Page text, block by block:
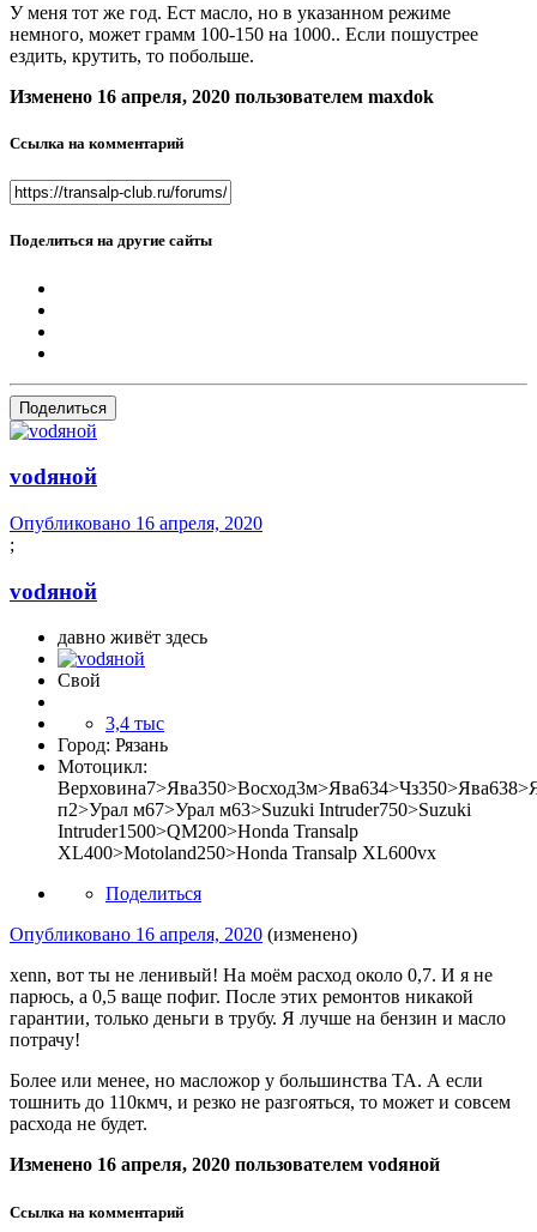
У меня тот же год. Ест масло, но в указанном режиме
немного, может грамм 100-150 на 1000.. Если пошустрее
ездить, крутить, то побольше.
Изменено 16 апреля, 2020 пользователем maxdok
Ссылка на комментарий
Поделиться на другие сайты
Поделиться
vоdяной
Опубликовано 16 апреля, 2020
;
vоdяной
давно живёт здесь
Свой
3,4 тыс
Город: Рязань
Мотоцикл:
п2>Урал м67>Урал м63>Suzuki Intruder750>Suzuki
Intruder1500>QM200>Honda Transalp
XL400>Motoland250>Honda Transalp XL600vx
Поделиться
Опубликовано 16 апреля, 2020 (изменено)
xenn, вот ты не ленивый! На моём расход около 0,7. И я не
парюсь, а 0,5 ваще пофиг. После этих ремонтов никакой
гарантии, только деньги в трубу. Я лучше на бензин и масло
потрачу!
Более или менее, но масложор у большинства ТА. А если
тошнить до 110кмч, и резко не разгояться, то может и совсем
расхода не будет.
Изменено 16 апреля, 2020 пользователем vоdяной
Ссылка на комментарий